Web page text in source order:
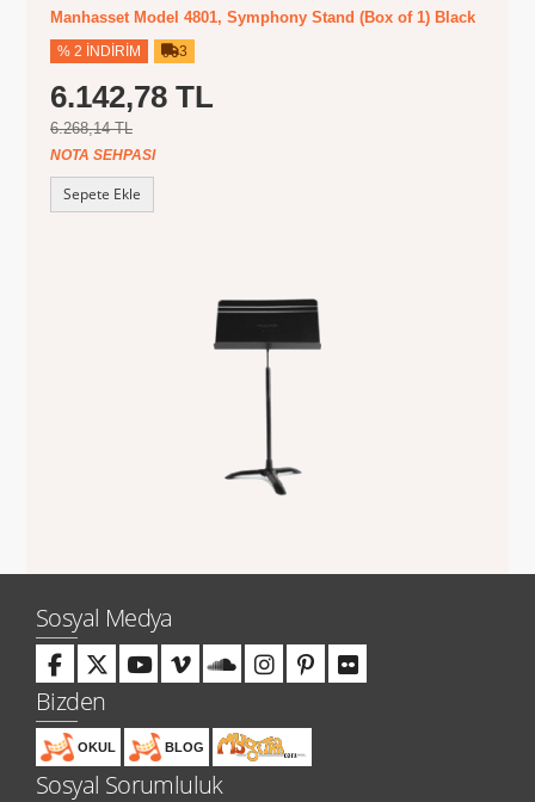
Manhasset Model 4801, Symphony Stand (Box of 1) Black
% 2 İNDIRIM 3
6.142,78 TL
6.268,14 TL
NOTA SEHPASI
Sepete Ekle
Sosyal Medya
Bizden
OKUL BLOG
Sosyal Sorumluluk